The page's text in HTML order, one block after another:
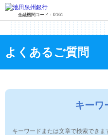
金融機関コード：0161
よくあるご質問
キーワ
キーワードまたは文章で検索できま